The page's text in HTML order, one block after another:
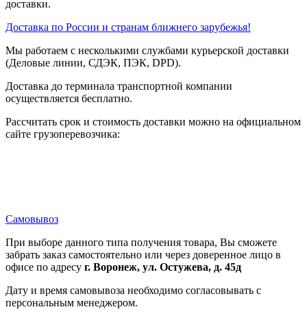
доставки.
Доставка по России и странам ближнего зарубежья!
Мы работаем с несколькими службами курьерской доставки
(Деловые линии, СДЭК, ПЭК, DPD).
Доставка до терминала транспортной компании
осуществляется бесплатно.
Рассчитать срок и стоимость доставки можно на официальном
сайте грузоперевозчика:
Самовывоз
При выборе данного типа получения товара, Вы сможете
забрать заказ самостоятельно или через доверенное лицо в
офисе по адресу г. Воронеж, ул. Остужева, д. 45д
Дату и время самовывоза необходимо согласовывать с
персональным менеджером.